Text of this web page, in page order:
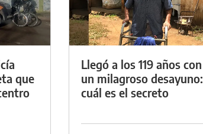
que
Llegó a los 119 años con
un milagroso desayuno:
cuál es el secreto